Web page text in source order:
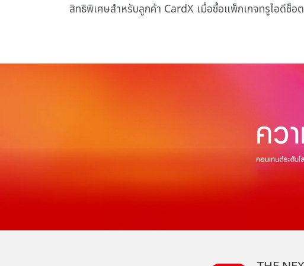
สิทธิพิเศษสำหรับลูกค้า CardX เมื่อซื้อแพ็กเกจทรูไอดีช็